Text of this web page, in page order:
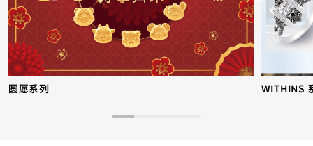
圆愿系列 WITHINS